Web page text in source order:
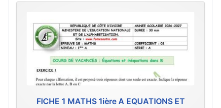
FICHE 1 MATHS 1ière A EQUATIONS ET